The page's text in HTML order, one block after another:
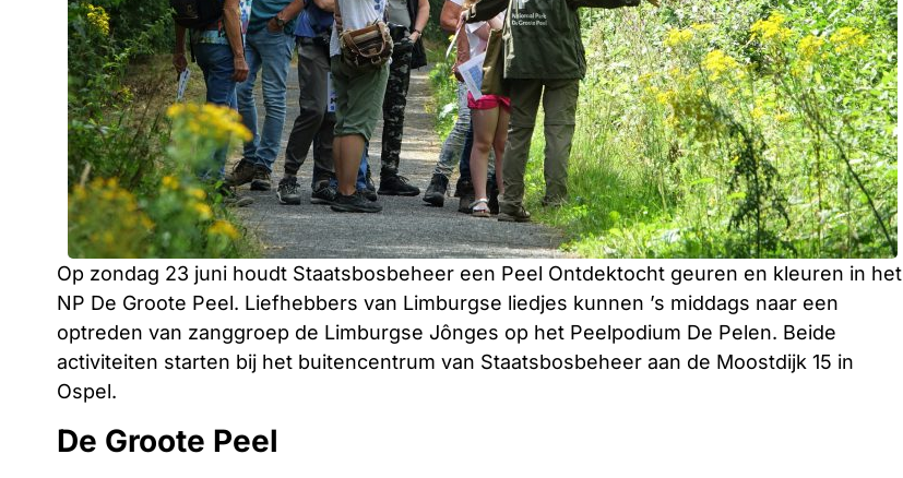
Op zondag 23 juni houdt Staatsbosbeheer een Peel Ontdektocht geuren en kleuren in het
NP De Groote Peel. Liefhebbers van Limburgse liedjes kunnen ’s middags naar een
optreden van zanggroep de Limburgse Jônges op het Peelpodium De Pelen. Beide
activiteiten starten bij het buitencentrum van Staatsbosbeheer aan de Moostdijk 15 in
Ospel.
De Groote Peel